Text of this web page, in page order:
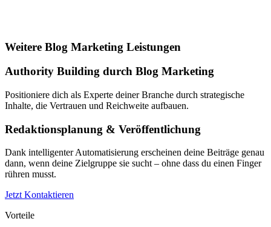
Weitere Blog Marketing Leistungen
Authority Building durch Blog Marketing
Positioniere dich als Experte deiner Branche durch strategische
Inhalte, die Vertrauen und Reichweite aufbauen.
Redaktionsplanung & Veröffentlichung
Dank intelligenter Automatisierung erscheinen deine Beiträge genau
dann, wenn deine Zielgruppe sie sucht – ohne dass du einen Finger
rühren musst.
Jetzt Kontaktieren
Vorteile